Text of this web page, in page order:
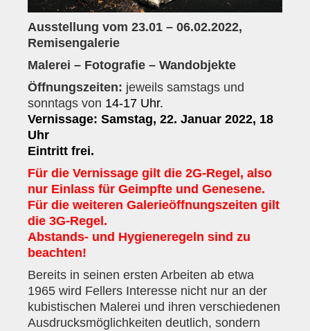
Kontakt
Anschrift
Kontaktpersonen
Mitglied werden
Bewerbungen
Bildergalerie
Ausstellung vom 23.01 – 06.02.2022,
Remisengalerie
Malerei – Fotografie – Wandobjekte
Öffnungszeiten: jeweils samstags und
sonntags von 14-17 Uhr.
Vernissage: Samstag, 22. Januar 2022, 18
Uhr
Eintritt frei.
Für die Vernissage gilt die 2G-Regel, also
nur Einlass für Geimpfte und Genesene.
Für die weiteren Galerieöffnungszeiten gilt
die 3G-Regel.
Abstands- und Hygieneregeln sind zu
beachten!
Bereits in seinen ersten Arbeiten ab etwa
1965 wird Fellers Interesse nicht nur an der
kubistischen Malerei und ihren verschiedenen
Ausdrucksmöglichkeiten deutlich, sondern